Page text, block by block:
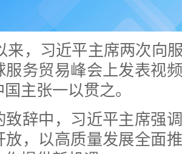
，习近平主席两次向
服务贸易峰会上发表视
主张一以贯之。
中，习近平主席强调
放，以高质量发展全面